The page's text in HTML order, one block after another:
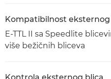
Kompatibilnost eksternog
E-TTL II sa Speedlite
više bežičnih bliceva